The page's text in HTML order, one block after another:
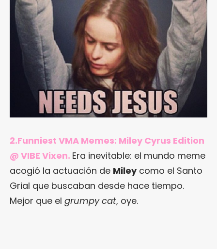
2.Funniest VMA Memes: Miley Cyrus Edition
@ VIBE Vixen. Era inevitable: el mundo meme
acogió la actuación de Mileycomo el Santo
Grial que buscaban desde hace tiempo.
Mejor que el grumpy cat, oye.